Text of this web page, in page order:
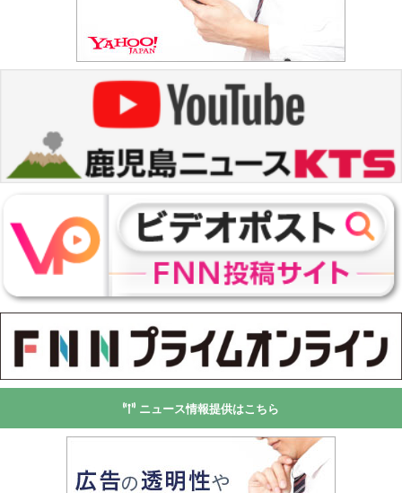
ニュース情報提供はこちら